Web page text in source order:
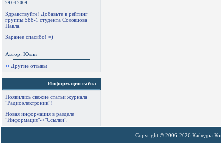
29.04.2009
Здравствуйте! Добавьте в рейтинг
группы 588-1 студента Соловцова
Павла.
Заранее спасибо! =)
Автор: Юлия
Другие отзывы
Информация сайта
Появились свежие статьи журнала
"Радиоэлектроник"!
Новая информация в разделе
"Информация"->"Ссылки".
Copyright © 2006-2026 Кафедра